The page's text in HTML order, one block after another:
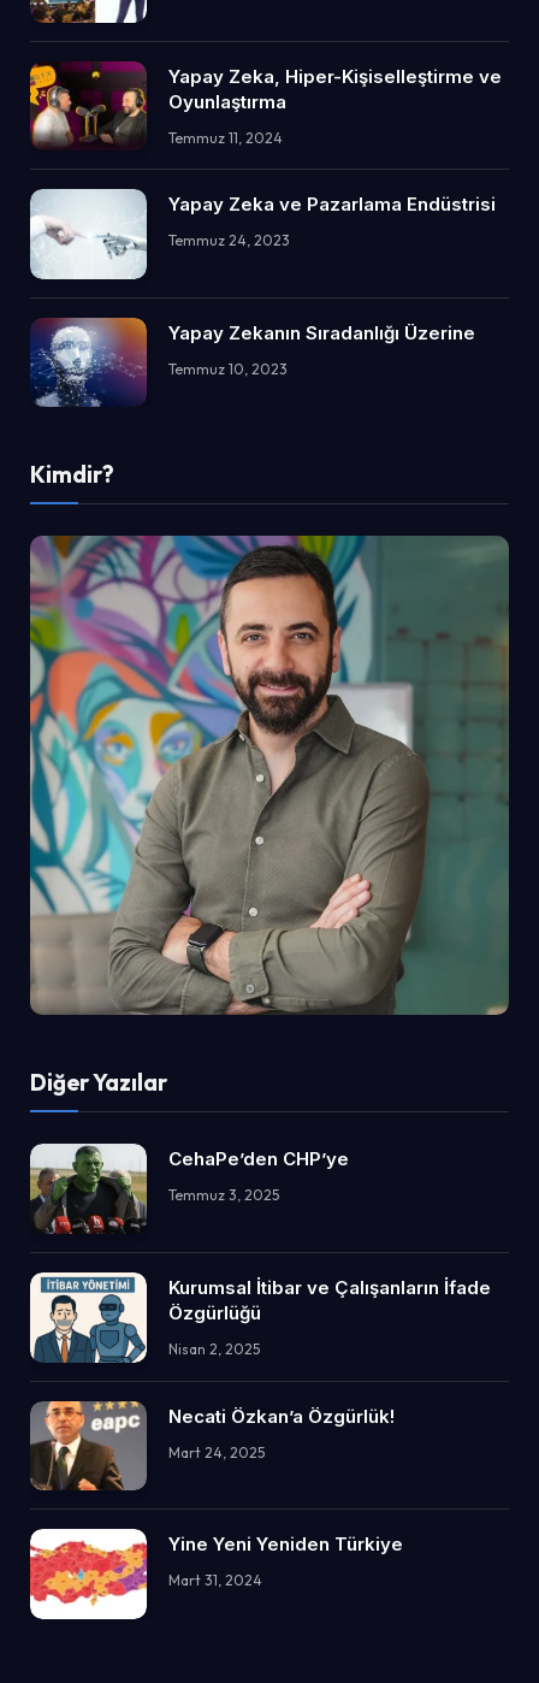
Yapay Zeka, Hiper-Kişiselleştirme ve
Oyunlaştırma
Temmuz 11, 2024
Yapay Zeka ve Pazarlama Endüstrisi
Temmuz 24, 2023
Yapay Zekanın Sıradanlığı Üzerine
Temmuz 10, 2023
Kimdir?
Diğer Yazılar
CehaPe’den CHP’ye
Temmuz 3, 2025
Kurumsal İtibar ve Çalışanların İfade
Özgürlüğü
Nisan 2, 2025
Necati Özkan’a Özgürlük!
Mart 24, 2025
Yine Yeni Yeniden Türkiye
Mart 31, 2024